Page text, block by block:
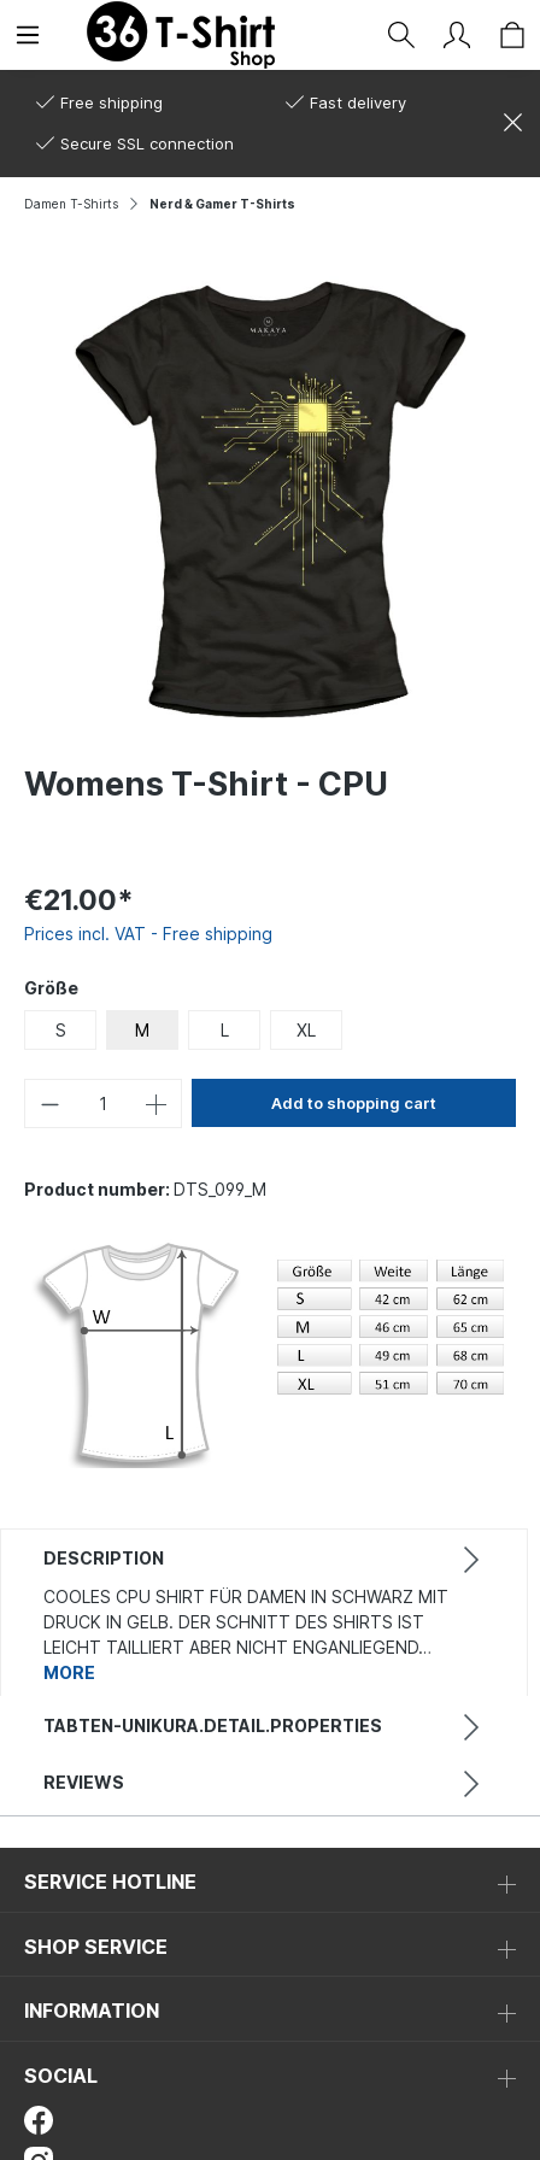
Free shipping Fast delivery
Secure SSL connection
Damen T-Shirts Nerd & Gamer T-Shirts
Womens T-Shirt - CPU
€21.00*
Prices incl. VAT - Free shipping
Größe
S M L XL
Add to shopping cart
Product number: DTS_099_M
DESCRIPTION
COOLES CPU SHIRT FÜR DAMEN IN SCHWARZ MIT
DRUCK IN GELB. DER SCHNITT DES SHIRTS IST
LEICHT TAILLIERT ABER NICHT ENGANLIEGEND…
MORE
TABTEN-UNIKURA.DETAIL.PROPERTIES
REVIEWS
SERVICE HOTLINE
SHOP SERVICE
INFORMATION
SOCIAL